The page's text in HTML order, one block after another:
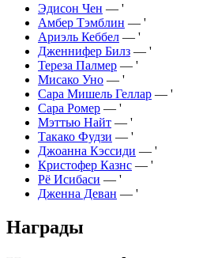
Эдисон Чен — '
Амбер Тэмблин — '
Ариэль Кеббел — '
Дженнифер Билз — '
Тереза Палмер — '
Мисако Уно — '
Сара Мишель Геллар — '
Сара Ромер — '
Мэттью Найт — '
Такако Фудзи — '
Джоанна Кэссиди — '
Кристофер Казнс — '
Рё Исибаси — '
Дженна Деван — '
Награды